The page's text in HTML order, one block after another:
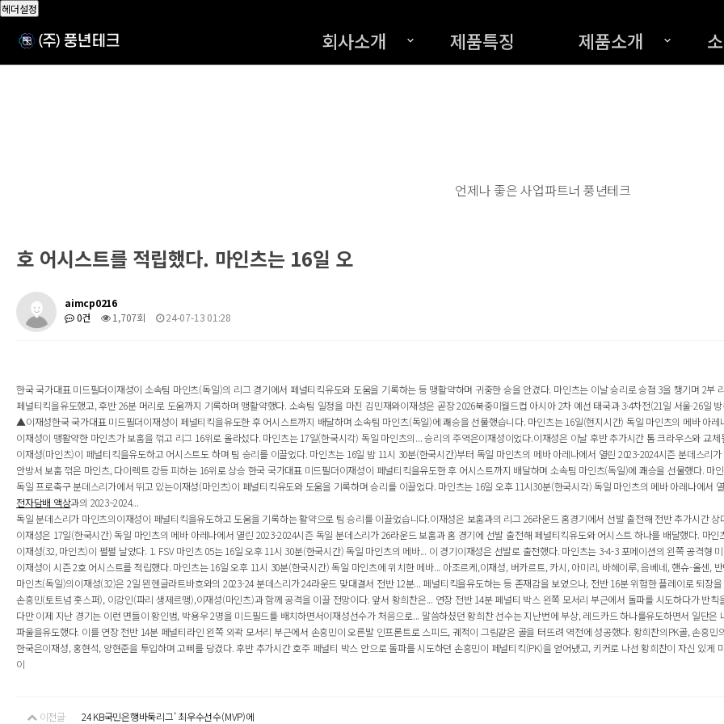
회사소개 제품특징 제품소개
헤더설정
언제나 좋은 사업파트너 풍년테크
호 어시스트를 적립했다. 마인츠는 16일 오
aimcp0216
0건
1,707회 24-07-13 01:28
한국 국가대표 미드필더이재성이 소속팀 마인츠(독일)의 리그 경기에서 페널티킥유도와 도움을 기록하는 등 맹활약하며 귀중한 승을 안겼다. 마인츠는 이날 승리로 승점 3을 챙기며 2부
페널티킥을유도했고, 후반 26분 머리로 도움까지 기록하며 맹활약했다. 소속팀 일정을 마친 김민재와이재성은 곧장 2026북중미월드컵 아시아 2차 예선 태국과 3·4차전(21일 서울·26일
▲이재성한국 국가대표 미드필더이재성이 페널티킥을유도한 후 어시스트까지 배달하며 소속팀 마인츠(독일)에 쾌승을 선물했습니다. 마인츠는 16일(현지시간) 독일 마인츠의 메바 아레
이재성이 맹활약한 마인츠가 보훔을 꺾고 리그 16위로 올라섰다. 마인츠는 17일(한국시각) 독일 마인츠의... 승리의 주역은이재성이었다.이재성은 이날 후반 추가시간 톰 크라우스와 교체
이재성(마인츠)이 페널티킥을유도하고 어시스트도 하며 팀 승리를 이끌었다. 마인츠는 16일 밤 11시 30분(한국시간)부터 독일 마인츠의 메바 아레나에서 열린 2023-2024시즌 분데스리
안방서 보훔 꺾은 마인츠, 다이렉트 강등 피하는 16위로 상승 한국 국가대표 미드필더이재성이 페널티킥을유도한 후 어시스트까지 배달하며 소속팀 마인츠(독일)에 쾌승을 선물했다. 마
독일 프로축구 분데스리가에서 뛰고 있는이재성(마인츠)이 페널티킥유도와 도움을 기록하며 승리를 이끌었다. 마인츠는 16일 오후 11시30분(한국시각) 독일 마인츠의 메바 아레나에서
전자담배 액상과의 2023~2024...
독일 분데스리가 마인츠의이재성이 페널티킥을유도하고 도움을 기록하는 활약으로 팀 승리를 이끌었습니다.이재성은 보훔과의 리그 26라운드 홈경기에서 선발 출전해 전반 추가시간 상
이재성은 17일(한국시간) 독일 마인츠의 메바 아레나에서 열린 2023-2024시즌 독일 분데스리가 26라운드 보훔과 홈 경기에 선발 출전해 페널티킥유도와 어시스트 하나를 배달했다. 마인
이재성(32, 마인츠)이 펄펄 날았다. 1. FSV 마인츠 05는 16일 오후 11시 30분(한국시간) 독일 마인츠의 메바... 이 경기이재성은 선발로 출전했다. 마인츠는 3-4-3 포메이션의 왼쪽 공격형
이재성이 시즌 2호 어시스트를 적립했다. 마인츠는 16일 오후 11시 30분(한국시간) 독일 마인츠에 위치한 메바... 아조르케,이재성, 버카르트, 카시, 아미리, 바헤이루, 음베네, 핸슈-올센,
마인츠(독일)의이재성(32)은 2일 묀헨글라트바흐와의 2023-24 분데스리가 24라운드 맞대결서 전반 12분... 페널티킥을유도하는 등 존재감을 보였으나, 전반 16분 위험한 플레이로 퇴장
손흥민(토트넘 홋스퍼), 이강인(파리 생제르맹),이재성(마인츠)과 함께 공격을 이끌 전망이다. 앞서 황희찬은... 연장 전반 14분 페널티 박스 왼쪽 모서리 부근에서 돌파를 시도하다가 반칙
다만 이제 지난 경기는 이런 면들이 황인범, 박용우 2명을 미드필드를 배치하면서이재성선수가 처음으로... 말씀하셨던 황희찬 선수는 지난번에 부상, 레드카드 하나를유도하면서 일단은
파울을유도했다. 이를 연장 전반 14분 페널티라인 왼쪽 외곽 모서리 부근에서 손흥민이 오른발 인프론트로 스피드, 궤적이 그림같은 골을 터뜨려 역전에 성공했다. 황희찬의PK골, 손흥민
한국은이재성, 홍현석, 양현준을 투입하며 고삐를 당겼다. 후반 추가시간 호주 페널티 박스 안으로 돌파를 시도하던 손흥민이 페널티킥(PK)을 얻어냈고, 키커로 나선 황희찬이 자신 있게
이
이전글 24 KB국민은행바둑리그’ 최우수선수(MVP)에